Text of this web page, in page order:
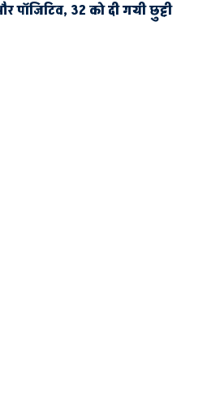
पॉजिटिव, 32 को दी गयी छुट्टी